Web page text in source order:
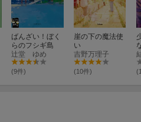
ばんざい！ぼく
らのフシギ島
辻堂 ゆめ
(9件)
崖の下の魔法使
い
吉野万理子
(10件)